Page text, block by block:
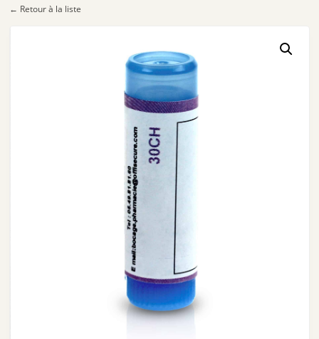
← Retour à la liste